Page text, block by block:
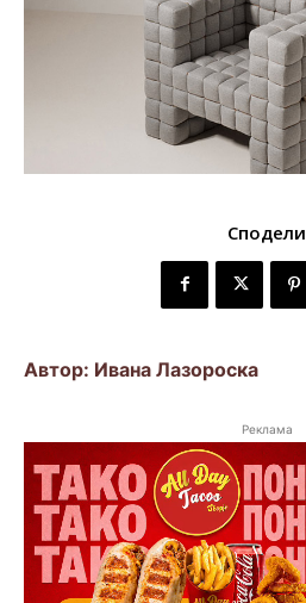
Сподели
Автор: Ивана Лазороска
Реклама